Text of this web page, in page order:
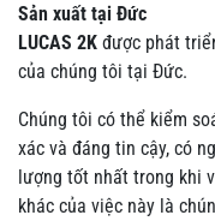
Sản xuất tại Đức
LUCAS 2K được phát
của chúng tôi tại Đức.
Chúng tôi có thể kiểm
xác và đáng tin cậy, có
lượng tốt nhất trong khi
khác của việc này là